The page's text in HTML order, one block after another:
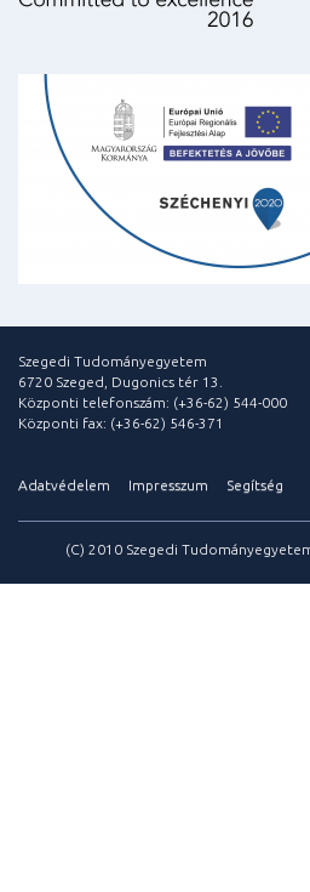
Szegedi Tudományegyetem
6720 Szeged, Dugonics tér 13.
Központi telefonszám: (+36-62) 544-000
Központi fax: (+36-62) 546-371
Adatvédelem Impresszum Segítség
(C) 2010 Szegedi